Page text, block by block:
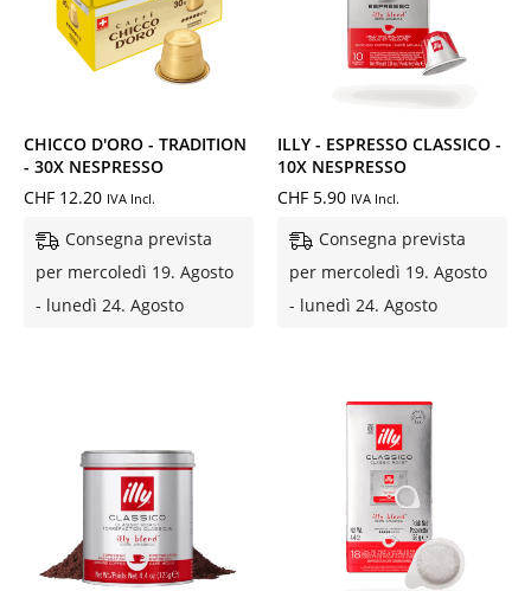
CHICCO D'ORO - TRADITION
- 30X NESPRESSO
CHF 12.20 IVA Incl.
Consegna prevista
per mercoledì 19. Agosto
- lunedì 24. Agosto
ILLY - ESPRESSO CLASSICO -
10X NESPRESSO
CHF 5.90 IVA Incl.
Consegna prevista
per mercoledì 19. Agosto
- lunedì 24. Agosto